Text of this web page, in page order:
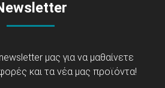
μας για να μαθαίνετε
και τα νέα μας προϊόντα!